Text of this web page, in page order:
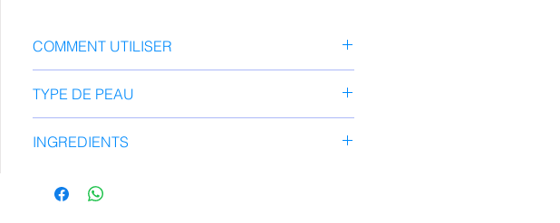
COMMENT UTILISER
sur le visage et le cou. Massez doucement
jusqu'à absorption complète. Pour des résultats
optimaux, utiliser quotidiennement matin et soir.
TYPE DE PEAU
sèche
INGREDIENTS
squalane, glycérine, éthylhexanoate de cétyle,